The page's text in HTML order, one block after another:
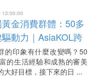
13:00:00
金消費群體：50多
動力｜AsiaKOL跨
的印象有什麼改變嗎？50
的生活經驗和成熟的審美
大好目標，接下來的日 ...